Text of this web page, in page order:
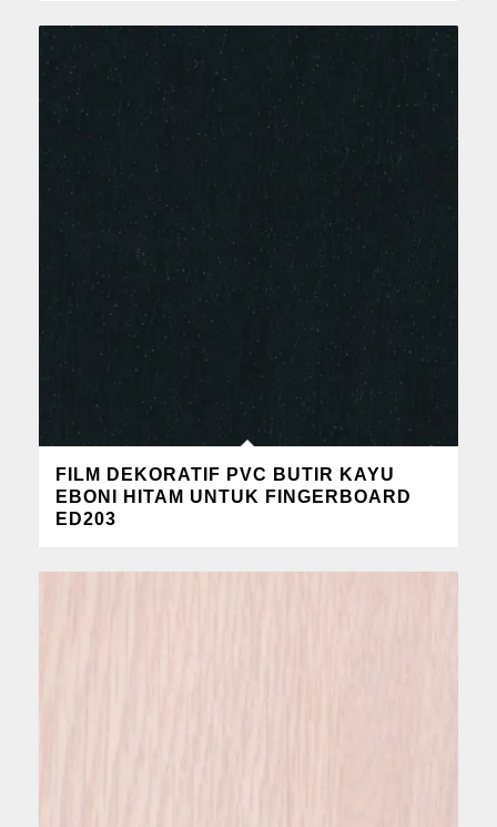
FILM DEKORATIF PVC BUTIR KAYU
EBONI HITAM UNTUK FINGERBOARD
ED203